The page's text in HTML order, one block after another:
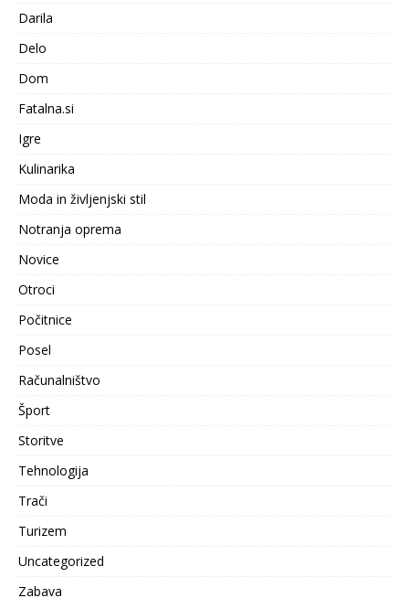
Darila
Delo
Dom
Fatalna.si
Igre
Kulinarika
Moda in življenjski stil
Notranja oprema
Novice
Otroci
Počitnice
Posel
Računalništvo
Šport
Storitve
Tehnologija
Trači
Turizem
Uncategorized
Zabava